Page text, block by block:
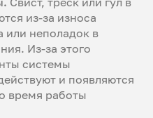
из-за износа
или неполадок в
Из-за этого
системы
и появляются
время работы